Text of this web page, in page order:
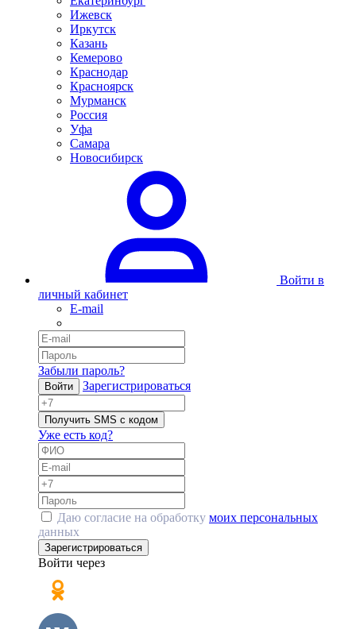
Ижевск
Иркутск
Казань
Кемерово
Краснодар
Красноярск
Мурманск
Россия
Уфа
Самара
Новосибирск
Войти в
личный кабинет
E-mail
Забыли пароль?
Войти Зарегистрироваться
Получить SMS с кодом
Уже есть код?
Даю согласие на обработку моих персональных
данных
Зарегистрироваться
Войти через